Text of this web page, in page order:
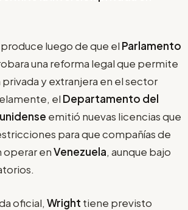
luego de que el Parlamento
una reforma legal que permite
y extranjera en el sector
el Departamento del
emitió nuevas licencias que
para que compañías de
operar enVenezuela, aunque bajo
oficial, Wright tiene previsto